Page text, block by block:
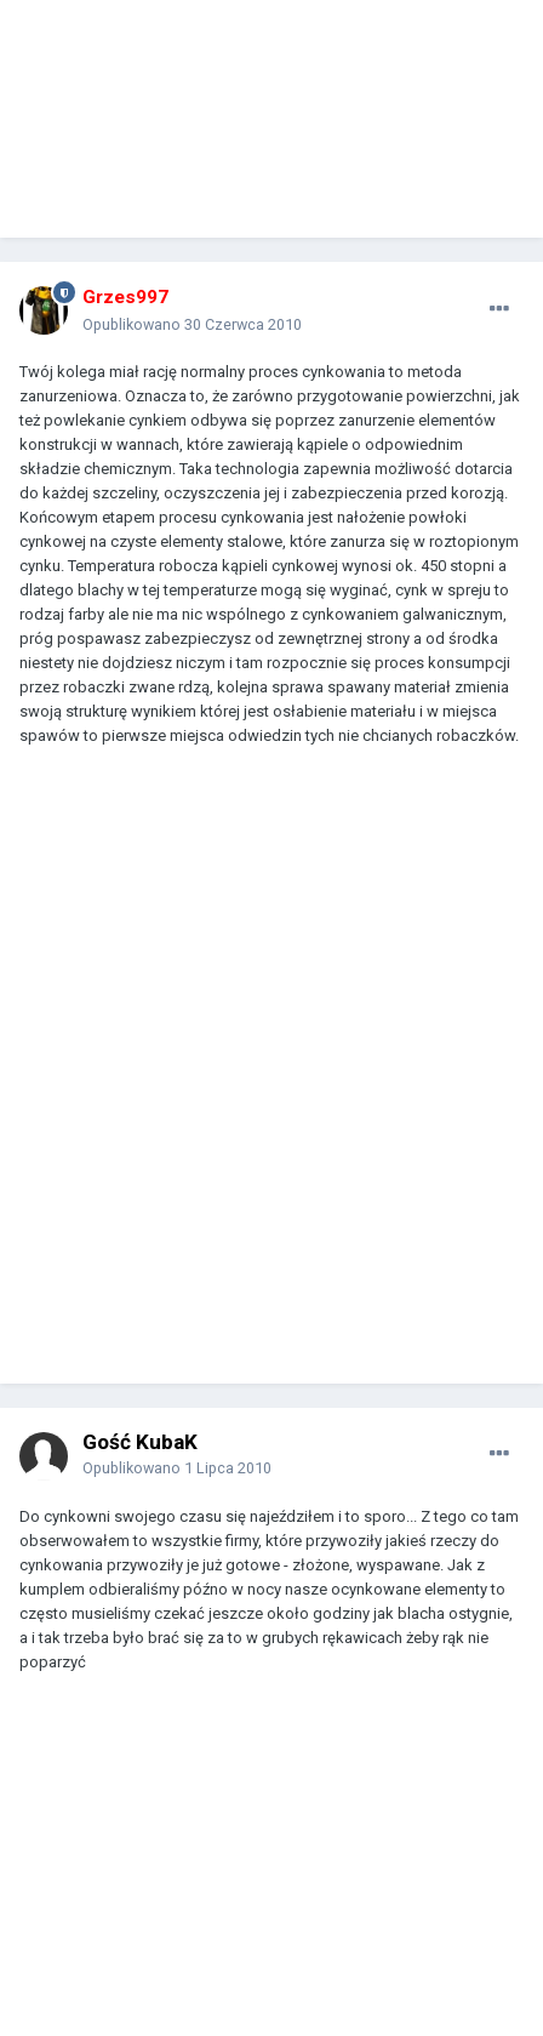
Grzes997
Opublikowano 30 Czerwca 2010
Twój kolega miał rację normalny proces cynkowania to metoda
zanurzeniowa. Oznacza to, że zarówno przygotowanie powierzchni, jak
też powlekanie cynkiem odbywa się poprzez zanurzenie elementów
konstrukcji w wannach, które zawierają kąpiele o odpowiednim
składzie chemicznym. Taka technologia zapewnia możliwość dotarcia
do każdej szczeliny, oczyszczenia jej i zabezpieczenia przed korozją.
Końcowym etapem procesu cynkowania jest nałożenie powłoki
cynkowej na czyste elementy stalowe, które zanurza się w roztopionym
cynku. Temperatura robocza kąpieli cynkowej wynosi ok. 450 stopni a
dlatego blachy w tej temperaturze mogą się wyginać, cynk w spreju to
rodzaj farby ale nie ma nic wspólnego z cynkowaniem galwanicznym,
próg pospawasz zabezpieczysz od zewnętrznej strony a od środka
niestety nie dojdziesz niczym i tam rozpocznie się proces konsumpcji
przez robaczki zwane rdzą, kolejna sprawa spawany materiał zmienia
swoją strukturę wynikiem której jest osłabienie materiału i w miejsca
spawów to pierwsze miejsca odwiedzin tych nie chcianych robaczków.
Gość KubaK
Opublikowano 1 Lipca 2010
Do cynkowni swojego czasu się najeździłem i to sporo... Z tego co tam
obserwowałem to wszystkie firmy, które przywoziły jakieś rzeczy do
cynkowania przywoziły je już gotowe - złożone, wyspawane. Jak z
kumplem odbieraliśmy późno w nocy nasze ocynkowane elementy to
często musieliśmy czekać jeszcze około godziny jak blacha ostygnie,
a i tak trzeba było brać się za to w grubych rękawicach żeby rąk nie
poparzyć